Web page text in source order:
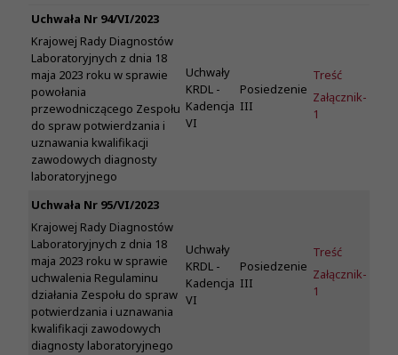
Uchwała Nr 94/VI/2023
Krajowej Rady Diagnostów
Laboratoryjnych z dnia 18
maja 2023 roku w sprawie
powołania
przewodniczącego Zespołu
do spraw potwierdzania i
uznawania kwalifikacji
zawodowych diagnosty
laboratoryjnego
Uchwały
KRDL -
Kadencja
VI
Posiedzenie
III
Treść
Załącznik-
1
Uchwała Nr 95/VI/2023
Krajowej Rady Diagnostów
Laboratoryjnych z dnia 18
maja 2023 roku w sprawie
uchwalenia Regulaminu
działania Zespołu do spraw
potwierdzania i uznawania
kwalifikacji zawodowych
diagnosty laboratoryjnego
Uchwały
KRDL -
Kadencja
VI
Posiedzenie
III
Treść
Załącznik-
1